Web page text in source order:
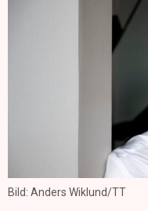
Bild: Anders Wiklund/TT